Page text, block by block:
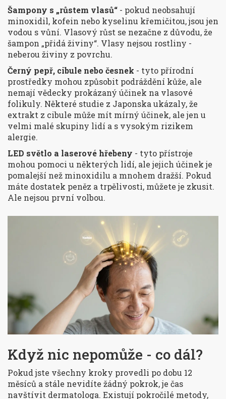
Šampony s „růstem vlasů“ - pokud neobsahují
minoxidil, kofein nebo kyselinu křemičitou, jsou jen
vodou s vůní. Vlasový růst se nezačne z důvodu, že
šampon „přidá živiny“. Vlasy nejsou rostliny -
neberou živiny z povrchu.
Černý pepř, cibule nebo česnek - tyto přírodní
prostředky mohou způsobit podráždění kůže, ale
nemají vědecky prokázaný účinek na vlasové
folikuly. Některé studie z Japonska ukázaly, že
extrakt z cibule může mít mírný účinek, ale jen u
velmi malé skupiny lidí a s vysokým rizikem
alergie.
LED světlo a laserové hřebeny - tyto přístroje
mohou pomoci u některých lidí, ale jejich účinek je
pomalejší než minoxidilu a mnohem dražší. Pokud
máte dostatek peněz a trpělivosti, můžete je zkusit.
Ale nejsou první volbou.
Když nic nepomůže - co dál?
Pokud jste všechny kroky provedli po dobu 12
měsíců a stále nevidíte žádný pokrok, je čas
navštívit dermatologa. Existují pokročilé metody,